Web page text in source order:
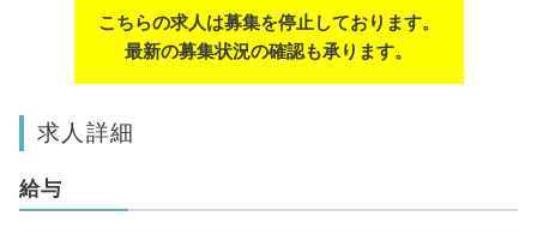
こちらの求人は募集を停止しております。
最新の募集状況の確認も承ります。
求人詳細
給与